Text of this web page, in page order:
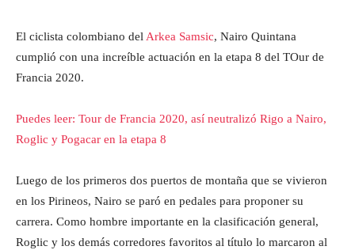
El ciclista colombiano del Arkea Samsic, Nairo Quintana
cumplió con una increíble actuación en la etapa 8 del TOur de
Francia 2020.
Puedes leer: Tour de Francia 2020, así neutralizó Rigo a Nairo,
Roglic y Pogacar en la etapa 8
Luego de los primeros dos puertos de montaña que se vivieron
en los Pirineos, Nairo se paró en pedales para proponer su
carrera. Como hombre importante en la clasificación general,
Roglic y los demás corredores favoritos al título lo marcaron al